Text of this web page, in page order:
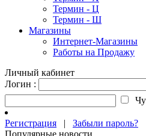
Термин - Ц
Термин - Ш
Магазины
Интернет-Магазины
Работы на Продажу
Личный кабинет
Логин :
Регистрация | Забыли пароль?
Популярные новости